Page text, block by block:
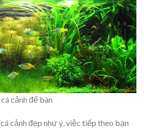
cảnh để bàn
cảnh đẹp như ý, việc tiếp theo bạn